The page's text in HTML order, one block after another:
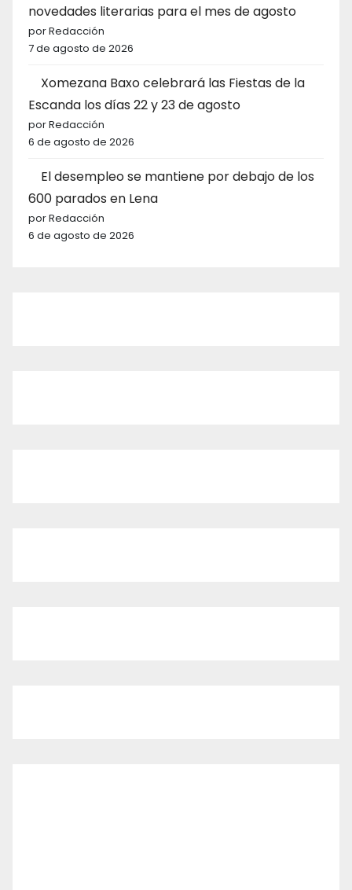
novedades literarias para el mes de agosto
por Redacción
7 de agosto de 2026
Xomezana Baxo celebrará las Fiestas de la
Escanda los días 22 y 23 de agosto
por Redacción
6 de agosto de 2026
El desempleo se mantiene por debajo de los
600 parados en Lena
por Redacción
6 de agosto de 2026